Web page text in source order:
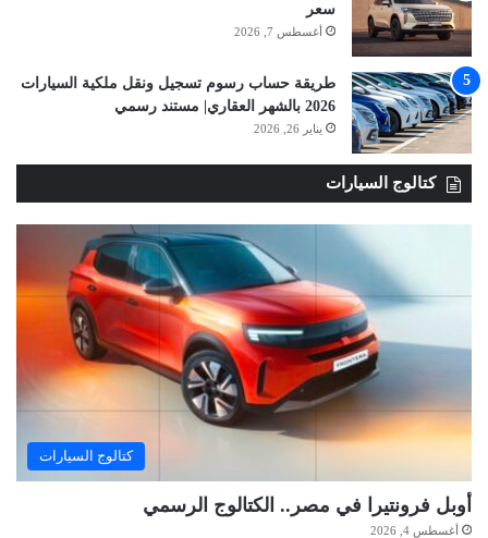
سعر
أغسطس 7, 2026
طريقة حساب رسوم تسجيل ونقل ملكية السيارات
2026 بالشهر العقاري| مستند رسمي
يناير 26, 2026
كتالوج السيارات
كتالوج السيارات
أوبل فرونتيرا في مصر.. الكتالوج الرسمي
أغسطس 4, 2026